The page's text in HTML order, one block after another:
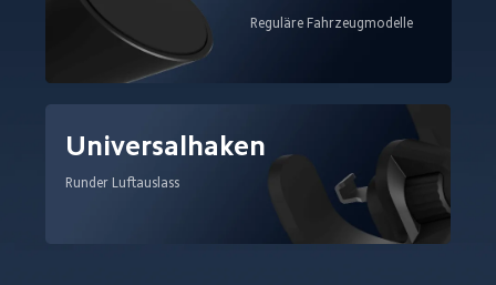
Reguläre Fahrzeugmodelle
Universalhaken
Runder Luftauslass